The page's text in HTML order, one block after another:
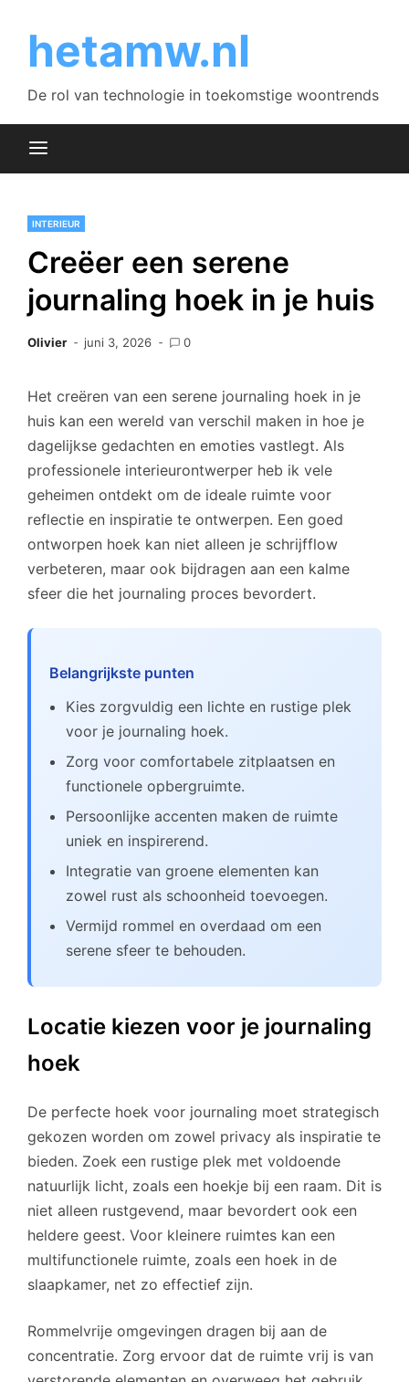
contenthetamw.nl
De rol van technologie in toekomstige woontrends
INTERIEUR
Creëer een serene
journaling hoek in je huis
Olivier juni 3, 2026 0
Het creëren van een serene journaling hoek in je
huis kan een wereld van verschil maken in hoe je
dagelijkse gedachten en emoties vastlegt. Als
professionele interieurontwerper heb ik vele
geheimen ontdekt om de ideale ruimte voor
reflectie en inspiratie te ontwerpen. Een goed
ontworpen hoek kan niet alleen je schrijfflow
verbeteren, maar ook bijdragen aan een kalme
sfeer die het journaling proces bevordert.
Belangrijkste punten
Kies zorgvuldig een lichte en rustige plek
voor je journaling hoek.
Zorg voor comfortabele zitplaatsen en
functionele opbergruimte.
Persoonlijke accenten maken de ruimte
uniek en inspirerend.
Integratie van groene elementen kan
zowel rust als schoonheid toevoegen.
Vermijd rommel en overdaad om een
serene sfeer te behouden.
Locatie kiezen voor je journaling
hoek
De perfecte hoek voor journaling moet strategisch
gekozen worden om zowel privacy als inspiratie te
bieden. Zoek een rustige plek met voldoende
natuurlijk licht, zoals een hoekje bij een raam. Dit is
niet alleen rustgevend, maar bevordert ook een
heldere geest. Voor kleinere ruimtes kan een
multifunctionele ruimte, zoals een hoek in de
slaapkamer, net zo effectief zijn.
Rommelvrije omgevingen dragen bij aan de
concentratie. Zorg ervoor dat de ruimte vrij is van